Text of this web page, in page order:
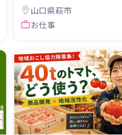
山口県萩市
お仕事